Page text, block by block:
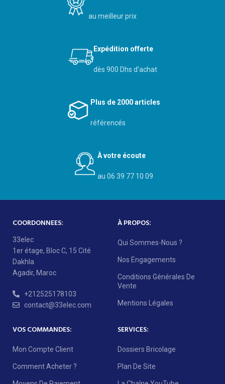
au meilleur prix
Expédition offerte
dès 900 Dhs d’achat
Plus de 2000 articles
référencés
À votre écoute
au 06 39 77 10 09
COORDONNEES:
33elec
1er étage, Bloc C, 15 Cité
Dakhla
Agadir, Maroc
+212525178103
contact@33elec.com
À PROPOS:
Qui Sommes-Nous ?
Nos Engagements
Conditions Générales De
Vente
Mentions Légales
VOS COMMANDES:
Mon Compte Client
Comment Acheter ?
SERVICES:
Dossiers Bricolage
Plan De Site